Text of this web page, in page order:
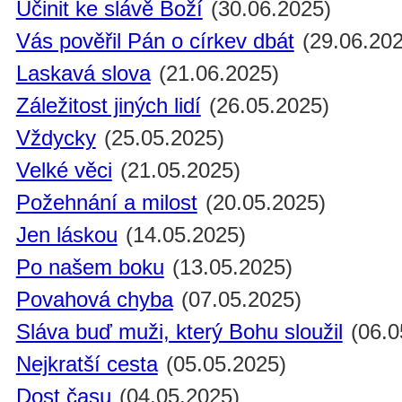
Učinit ke slávě Boží (30.06.2025)
Vás pověřil Pán o církev dbát
Laskavá slova (21.06.2025)
Záležitost jiných lidí (26.05.2025)
Vždycky (25.05.2025)
Velké věci (21.05.2025)
Požehnání a milost (20.05.2025)
Jen láskou (14.05.2025)
Po našem boku (13.05.2025)
Povahová chyba (07.05.2025)
Sláva buď muži, který Bohu sloužil
Nejkratší cesta (05.05.2025)
Dost času (04.05.2025)